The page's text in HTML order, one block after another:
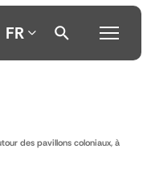
FR
des pavillons coloniaux, à